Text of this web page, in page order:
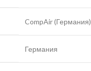
CompAir (Германия)
Германия